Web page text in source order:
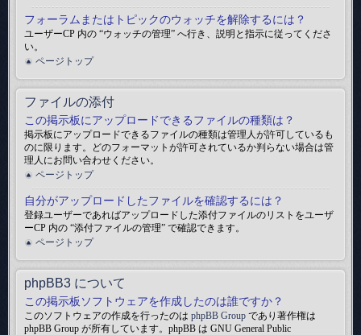
フォーラムまたはトピックのウォッチを解除するには？
ユーザーCP 内の “ウォッチの管理” へ行き、説明と指示に従ってくださ
い。
ページトップ
ファイルの添付
この掲示板にアップロードできるファイルの種類は？
掲示板にアップロードできるファイルの種類は管理人が許可しているも
のに限ります。どのフォーマットが許可されているか判らない場合は管
理人にお問い合わせください。
ページトップ
自分がアップロードしたファイルを確認するには？
登録ユーザーであればアップロードした添付ファイルのリストをユーザ
ーCP 内の “添付ファイルの管理” で確認できます。
ページトップ
phpBB3 について
この掲示板ソフトウェアを作成したのは誰ですか？
このソフトウェアの作成を行ったのは phpBB Group であり著作権は
phpBB Group が所有しています。phpBB は GNU General Public